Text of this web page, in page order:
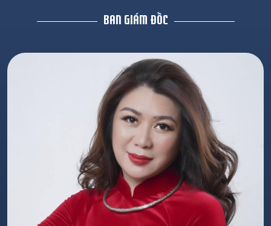
BAN GIÁM ĐỐC